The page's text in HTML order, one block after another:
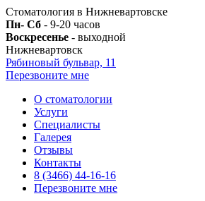
Стоматология в Нижневартовске
Пн- Сб - 9-20 часов
Воскресенье - выходной
Нижневартовск
Рябиновый бульвар, 11
Перезвоните мне
О стоматологии
Услуги
Специалисты
Галерея
Отзывы
Контакты
8 (3466) 44-16-16
Перезвоните мне